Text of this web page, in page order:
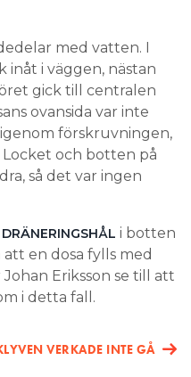
med vatten. I
inåt i väggen, nästan
gick till centralen
ovansida var inte
förskruvningen,
Locket och botten på
så det var ingen
i botten
en dosa fylls med
Eriksson se till att
i detta fall.
VERKADE INTE GÅ